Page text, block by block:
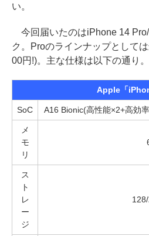
い。
今回届いたのはiPhone 14
ク。Proのラインナップとして
00円!)。主な仕様は以下の通り。
Apple「
SoC A16 Bionic(高性能×2+高効
メ
モ
リ
ス
ト
レ
ー
ジ